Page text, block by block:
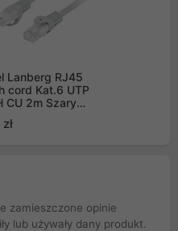
Lanberg RJ45
cord Kat.6 UTP
CU 2m Szary
0200-S)
zamieszczone opinie
lub używały dany produkt.